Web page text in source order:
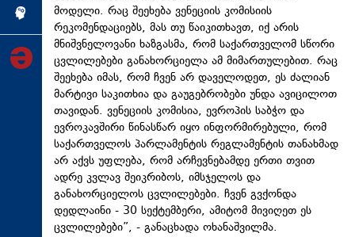
ინქვიზიცია
მოდელი. რაც შეეხება ვენეციის კომისიის
რეკომენდაციებს, მას თუ წაიკითხავთ, იქ არის
მნიშვნელოვანი ხაზგასმა, რომ საქართველომ სწორი
ცვლილებები განახორციელა ამ მიმართულებით. რაც
შეეხება იმას, რომ ჩვენ არ დაველოდეთ, ეს ძალიან
მარტივი საკითხია და გაუგებრობები უნდა ავიცილოთ
თავიდან. ვენეციის კომისია, ევროპის საბჭო და
ევროკავშირი წინასწარ იყო ინფორმირებული, რომ
საქართველოს პარლამენტის რეგლამენტის თანახმად
არ აქვს უფლება, რომ არჩევნებამდე ერთი თვით
ადრე კვლავ შეიკრიბოს, იმსჯელოს და
განახორციელოს ცვლილებები. ჩვენ გვქონდა
დედლაინი - 30 სექტემბერი, ამიტომ მივიღეთ ეს
ცვლილებები”, - განაცხადა ოხანაშვილმა.